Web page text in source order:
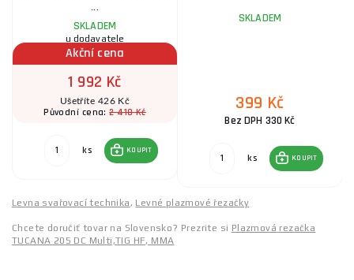
SKLADEM
u dodavatele
Akční cena
1 992 Kč
Ušetříte 426 Kč
Původní cena:2 418 Kč
ks KOUPIT
SKLADEM
399 Kč
Bez DPH 330 Kč
ks KOUPIT
Levna svařovací technika, Levné plazmové řezačky
Chcete doručiť tovar na Slovensko? Prezrite si Plazmová rezačka
TUCANA 205 DC Multi,TIG HF, MMA